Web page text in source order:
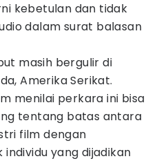
kebetulan dan tidak
dalam surat balasan
masih bergulir di
Amerika Serikat.
menilai perkara ini bisa
tentang batas antara
film dengan
yang dijadikan